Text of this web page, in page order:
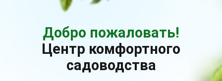
Добро пожаловать!
Центр комфортного
садоводства